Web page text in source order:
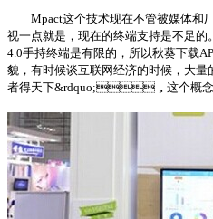
Mpact这个技术现在不管被媒体和厂
视一点就是，现在的终端支持是不足的
4.0手持终端是有限的，所以秋葵下载
貌，有时候谈互联网经济的时候，大
者得天下&rdquo;，这个概念是不